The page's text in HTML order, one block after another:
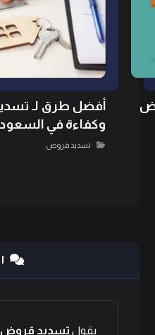
أفضل طرق لـ
وكفاءة في
تسديد قروض
١ تعليق
يقول تسديد قروض